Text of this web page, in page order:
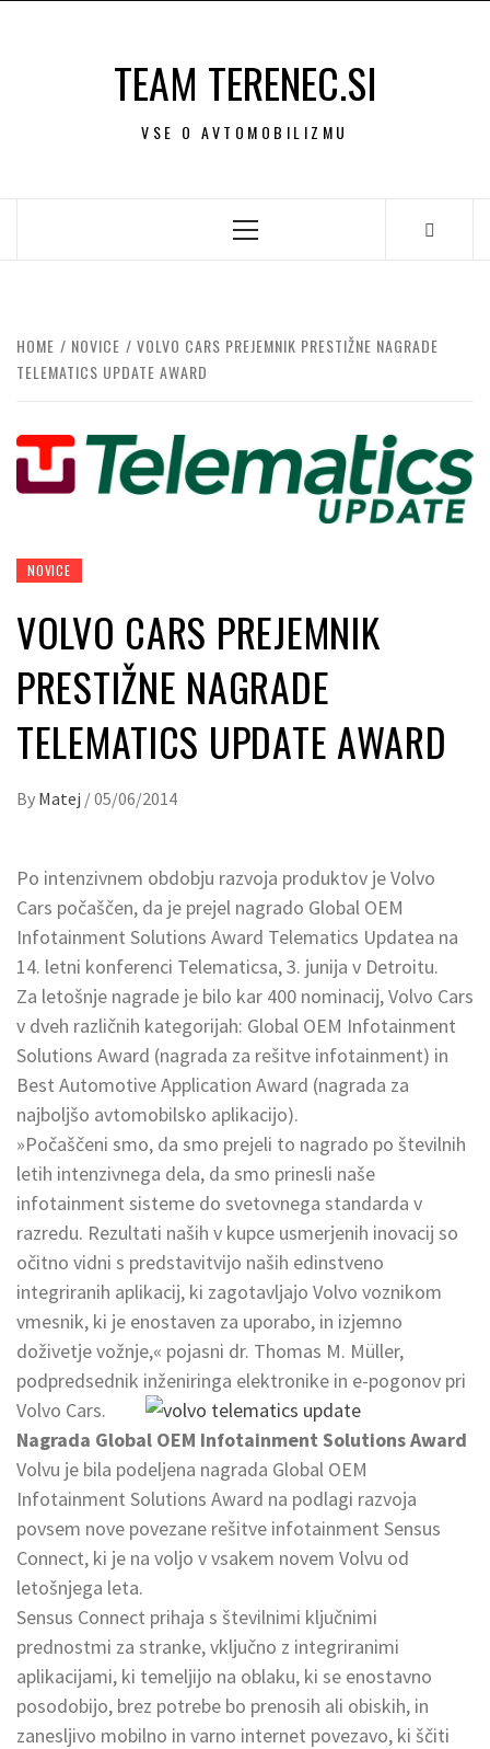
TEAM TERENEC.SI
VSE O AVTOMOBILIZMU
Primary
HOME NOVICE
VOLVO CARS PREJEMNIK PRESTIŽNE NAGRADE
TELEMATICS UPDATE AWARD
NOVICE
VOLVO CARS PREJEMNIK
PRESTIŽNE NAGRADE
TELEMATICS UPDATE AWARD
By Matej /05/06/2014
Po intenzivnem obdobju razvoja produktov je Volvo
Cars počaščen, da je prejel nagrado Global OEM
Infotainment Solutions Award Telematics Updatea na
14. letni konferenci Telematicsa, 3. junija v Detroitu.
Za letošnje nagrade je bilo kar 400 nominacij, Volvo Cars
v dveh različnih kategorijah: Global OEM Infotainment
Solutions Award (nagrada za rešitve infotainment) in
Best Automotive Application Award (nagrada za
najboljšo avtomobilsko aplikacijo).
»Počaščeni smo, da smo prejeli to nagrado po številnih
letih intenzivnega dela, da smo prinesli naše
infotainment sisteme do svetovnega standarda v
razredu. Rezultati naših v kupce usmerjenih inovacij so
očitno vidni s predstavitvijo naših edinstveno
integriranih aplikacij, ki zagotavljajo Volvo voznikom
vmesnik, ki je enostaven za uporabo, in izjemno
doživetje vožnje,« pojasni dr. Thomas M. Müller,
podpredsednik inženiringa elektronike in e-pogonov pri
Volvo Cars.
Nagrada Global OEM Infotainment Solutions Award
Volvu je bila podeljena nagrada Global OEM
Infotainment Solutions Award na podlagi razvoja
povsem nove povezane rešitve infotainment Sensus
Connect, ki je na voljo v vsakem novem Volvu od
letošnjega leta.
Sensus Connect prihaja s številnimi ključnimi
prednostmi za stranke, vključno z integriranimi
aplikacijami, ki temeljijo na oblaku, ki se enostavno
posodobijo, brez potrebe bo prenosih ali obiskih, in
zanesljivo mobilno in varno internet povezavo, ki ščiti